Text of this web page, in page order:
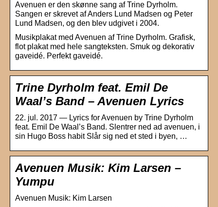
Avenuen er den skønne sang af Trine Dyrholm.
Sangen er skrevet af Anders Lund Madsen og Peter
Lund Madsen, og den blev udgivet i 2004.
Musikplakat med Avenuen af Trine Dyrholm. Grafisk,
flot plakat med hele sangteksten. Smuk og dekorativ
gaveidé. Perfekt gaveidé.
Trine Dyrholm feat. Emil De
Waal’s Band – Avenuen Lyrics
22. jul. 2017 — Lyrics for Avenuen by Trine Dyrholm
feat. Emil De Waal’s Band. Slentrer ned ad avenuen, i
sin Hugo Boss habit Slår sig ned et sted i byen, …
Avenuen Musik: Kim Larsen –
Yumpu
Avenuen Musik: Kim Larsen